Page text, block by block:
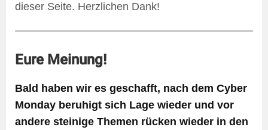
dieser Seite. Herzlichen Dank!
Eure Meinung!
Bald haben wir es geschafft, nach dem Cyber
Monday beruhigt sich Lage wieder und vor
andere steinige Themen rücken wieder in den